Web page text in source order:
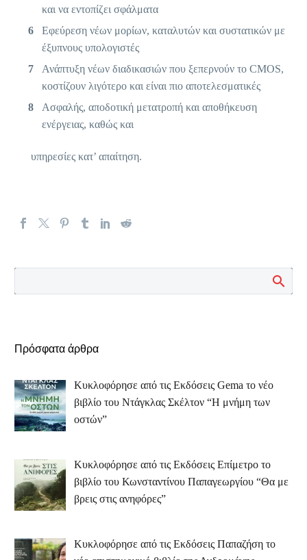
και να εντοπίζει σφάλματα
Εφεύρεση νέων μορίων, καταλυτών και συστατικών με
έξυπνους υπολογιστές
Ανάπτυξη νέων διαδικασιών που ξεπερνούν το CMOS,
κοστίζουν λιγότερο και είναι πιο αποτελεσματικές
Ασφαλής, αποδοτική μετατροπή και αποθήκευση
ενέργειας, καθώς και
υπηρεσίες κατ’ απαίτηση.
Πρόσφατα άρθρα
Κυκλοφόρησε από τις Εκδόσεις Gema το νέο
βιβλίο του Ντάγκλας Σκέλτον “Η μνήμη των
οστών”
Κυκλοφόρησε από τις Εκδόσεις Επίμετρο το
βιβλίο του Κωνσταντίνου Παπαγεωργίου “Θα με
βρεις στις ανηφόρες”
Κυκλοφόρησε από τις Εκδόσεις Παπαζήση το